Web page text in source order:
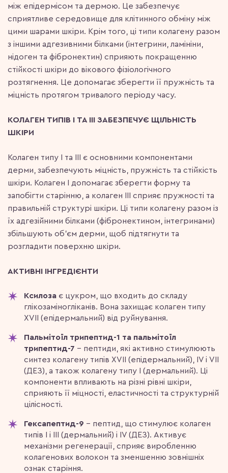
між епідермісом та дермою. Це забезпечує
сприятливе середовище для клітинного обміну між
цими шарами шкіри. Крім того, ці типи колагену разом
з іншими адгезивними білками (інтегрини, ламініни,
нідоген та фібронектин) сприяють покращенню
стійкості шкіри до вікового фізіологічного
розтягнення. Це допомагає зберегти її пружність та
міцність протягом тривалого періоду часу.
КОЛАГЕН ТИПІВ I ТА III ЗАБЕЗПЕЧУЄ ЩІЛЬНІСТЬ
ШКІРИ
Колаген типу I та III є основними компонентами
дерми, забезпечують міцність, пружність та стійкість
шкіри. Колаген I допомагає зберегти форму та
запобігти старінню, а колаген III сприяє пружності та
правильній структурі шкіри. Ці типи колагену разом із
їх адгезійними білками (фібронектином, інтегринами)
збільшують об’єм дерми, щоб підтягнути та
розгладити поверхню шкіри.
АКТИВНІ ІНГРЕДІЄНТИ
Ксилоза є цукром, що входить до складу
глікозаміногліканів. Вона захищає колаген типу
XVII (епідермальний) від руйнування.
Пальмітоїл трипептид-1 та пальмітоїл
трипептид-7 – пептиди, які активно стимулюють
синтез колагену типів XVII (епідермальний), IV і VII
(ДЕЗ), а також колагену типу I (дермальний). Ці
компоненти впливають на різні рівні шкіри,
сприяють її міцності, еластичності та структурній
цілісності.
Гексапептид-9 – пептид, що стимулює колаген
типів I і III (дермальний) і IV (ДЕЗ). Активує
механізми регенерації, сприяє виробленню
колагенових волокон та зменшенню зовнішніх
ознак старіння.